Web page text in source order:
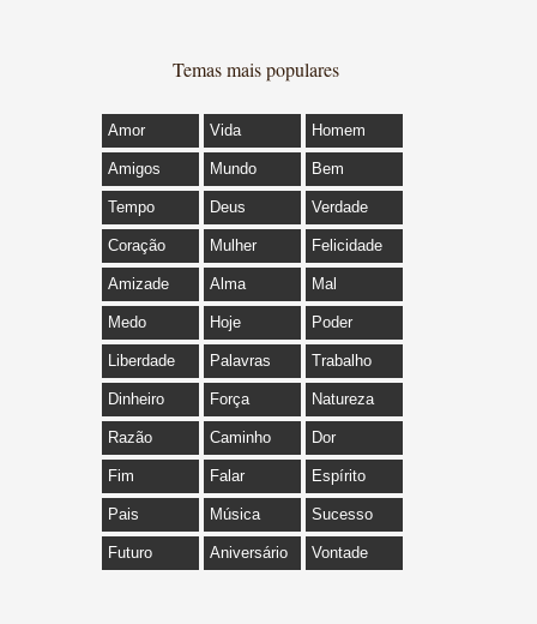
Temas mais populares
Amor Vida Homem
Amigos Mundo Bem
Tempo Deus Verdade
Coração Mulher Felicidade
Amizade Alma Mal
Medo Hoje Poder
Liberdade Palavras Trabalho
Dinheiro Força Natureza
Razão Caminho Dor
Fim Falar Espírito
Pais Música Sucesso
Futuro Aniversário Vontade